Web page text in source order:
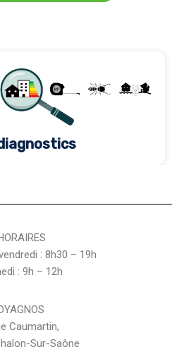
: 8h30 – 19h
: 9h – 12h
Caumartin,
Sur-Saône